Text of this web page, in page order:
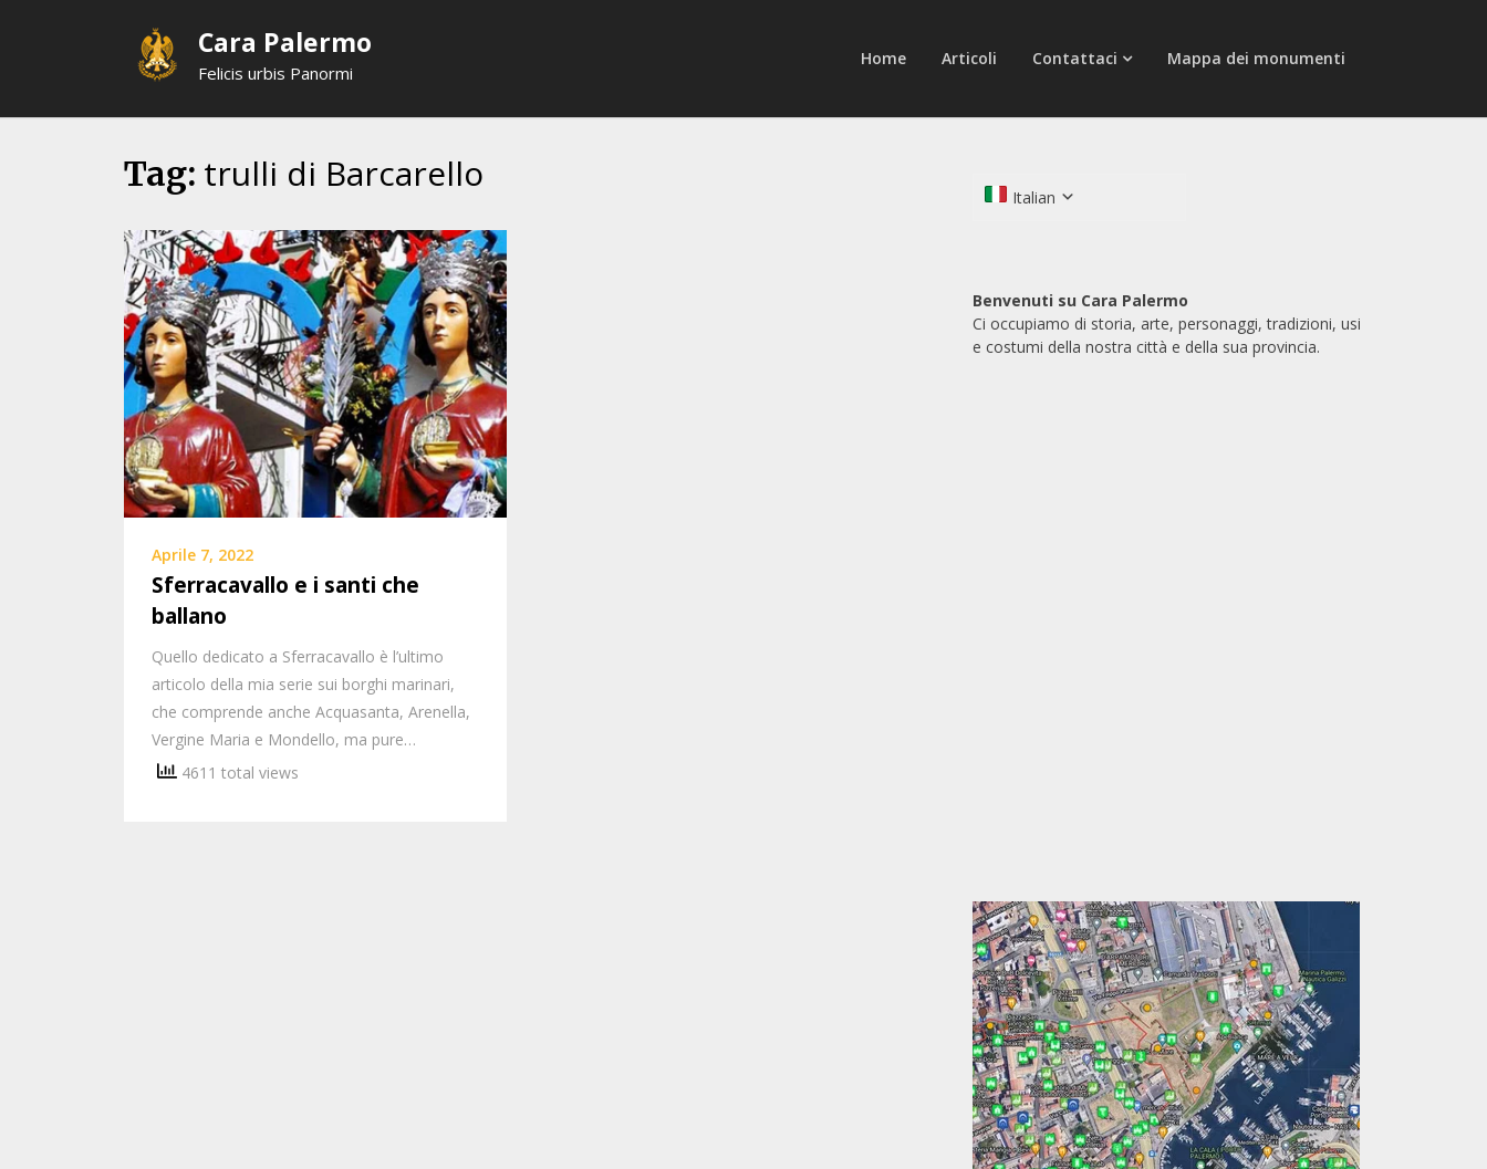
Cara Palermo
Felicis urbis Panormi
Home Articoli Contattaci Mappa dei monumenti
Tag: trulli di Barcarello
Aprile 7, 2022
Sferracavallo e i santi che
ballano
Quello dedicato a Sferracavallo è l’ultimo
articolo della mia serie sui borghi marinari,
che comprende anche Acquasanta, Arenella,
Vergine Maria e Mondello, ma pure…
4611 total views
Italian
Benvenuti su Cara Palermo
Ci occupiamo di storia, arte, personaggi, tradizioni, usi
e costumi della nostra città e della sua provincia.